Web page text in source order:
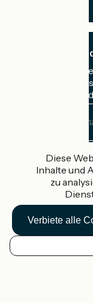
DE
Ich
Erhalten Sie
Rad in Ihrem
Meine E-Mail-
Adresse
Gefördert im
Accueil Vélo Pro
Kontakt
Rechtliche
Diese
Inhalte und
zu
Verbiete alle